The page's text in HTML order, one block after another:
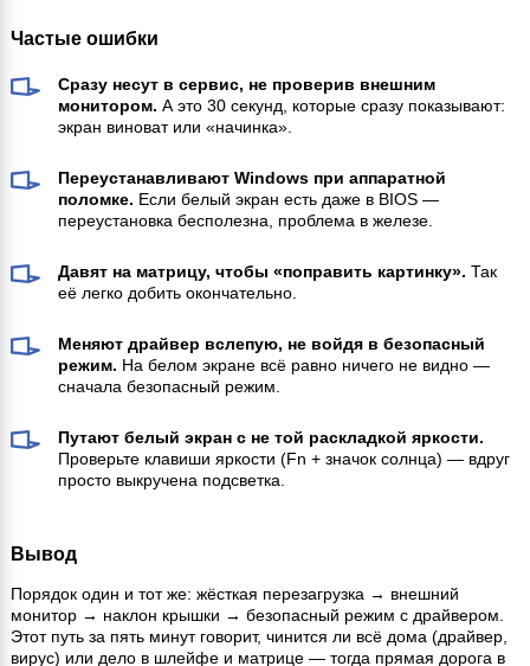
Частые ошибки
Сразу несут в сервис, не проверив внешним
монитором. А это 30 секунд, которые сразу показывают:
экран виноват или «начинка».
Переустанавливают Windows при аппаратной
поломке. Если белый экран есть даже в BIOS —
переустановка бесполезна, проблема в железе.
Давят на матрицу, чтобы «поправить картинку». Так
её легко добить окончательно.
Меняют драйвер вслепую, не войдя в безопасный
режим. На белом экране всё равно ничего не видно —
сначала безопасный режим.
Путают белый экран с не той раскладкой яркости.
Проверьте клавиши яркости (Fn + значок солнца) — вдруг
просто выкручена подсветка.
Вывод
Порядок один и тот же: жёсткая перезагрузка → внешний
монитор → наклон крышки → безопасный режим с драйвером.
Этот путь за пять минут говорит, чинится ли всё дома (драйвер,
вирус) или дело в шлейфе и матрице — тогда прямая дорога в